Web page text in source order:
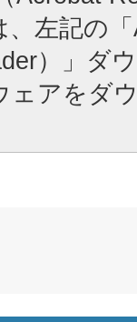
左記の
）」ダ
ェアをダ